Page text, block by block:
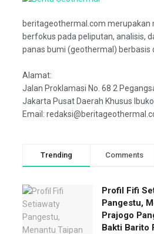
beritageothermal.com merupakan
berfokus pada peliputan, analisis,
panas bumi (geothermal) berbasis
Alamat:
Jalan Proklamasi No. 68 2
Jakarta Pusat Daerah Khusus
Email:
Trending Comments
Profil Fifi
Pangestu,
Prajogo
Bakti Barito